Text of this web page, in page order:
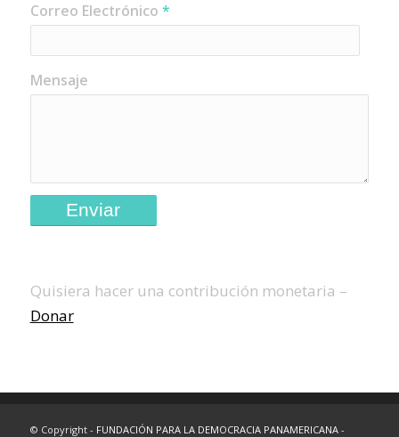
Correo Electrónico *
Mensaje
Quisiera hacer una contribución monetaria –
Donar
INTERESTING LINKS
© Copyright - FUNDACIÓN PARA LA DEMOCRACIA PANAMERICANA-